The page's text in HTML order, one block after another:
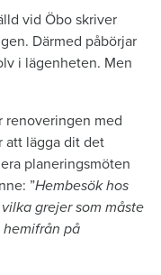
vid Öbo skriver
Därmed påbörjar
i lägenheten. Men
renoveringen med
att lägga dit det
planeringsmöten
”Hembesök hos
grejer som måste
på